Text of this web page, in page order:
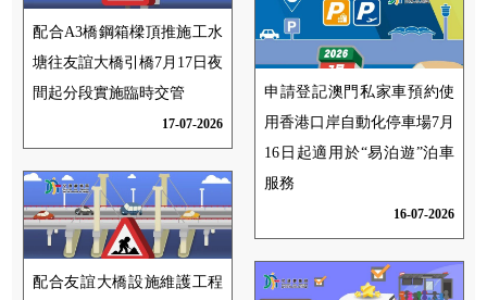
配合A3橋鋼箱樑頂推施工水
塘往友誼大橋引橋7月17日夜
間起分段實施臨時交管
17-07-2026
申請登記澳門私家車預約使
用香港口岸自動化停車場7月
16日起適用於“易泊遊”泊車
服務
16-07-2026
配合友誼大橋設施維護工程